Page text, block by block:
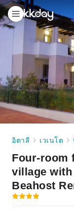
อิตาลี เวเนโต
Four-room
village
Beahost